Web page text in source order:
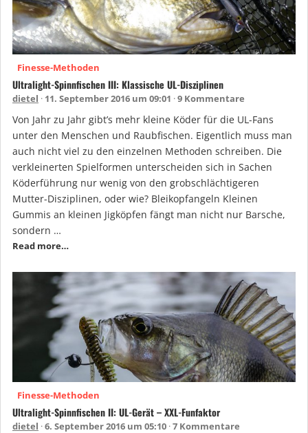
Finesse-Methoden
Ultralight-Spinnfischen III: Klassische UL-Disziplinen
dietel 11. September 2016 um 09:01 9 Kommentare
Von Jahr zu Jahr gibt’s mehr kleine Köder für die UL-Fans
unter den Menschen und Raubfischen. Eigentlich muss man
auch nicht viel zu den einzelnen Methoden schreiben. Die
verkleinerten Spielformen unterscheiden sich in Sachen
Köderführung nur wenig von den grobschlächtigeren
Mutter-Disziplinen, oder wie? Bleikopfangeln Kleinen
Gummis an kleinen Jigköpfen fängt man nicht nur Barsche,
sondern …
Read more…
Finesse-Methoden
Ultralight-Spinnfischen II: UL-Gerät – XXL-Funfaktor
dietel 6. September 2016 um 05:10 7 Kommentare